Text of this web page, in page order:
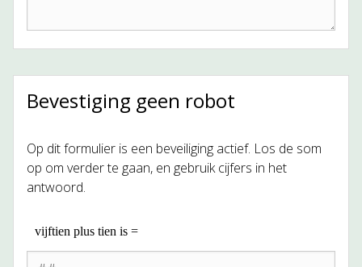
Bevestiging geen robot
Op dit formulier is een beveiliging actief. Los de som
op om verder te gaan, en gebruik cijfers in het
antwoord.